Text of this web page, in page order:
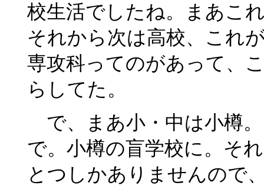
校生活でしたね。まあこ
それから次は高校、これ
専攻科ってのがあって、
らしてた。
で、まあ小・中は小樽
で。小樽の盲学校に。そ
とつしかありませんので